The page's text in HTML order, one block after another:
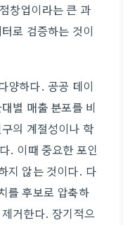
창업이라는 큰 과
로 검증하는 것이
양하다. 공공 데이
별 매출 분포를 비
의 계절성이나 학
. 이때 중요한 포인
지 않는 것이다. 다
를 후보로 압축하
거한다. 장기적으